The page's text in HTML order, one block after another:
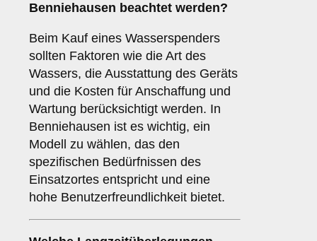
Benniehausen beachtet werden?
Beim Kauf eines Wasserspenders
sollten Faktoren wie die Art des
Wassers, die Ausstattung des Geräts
und die Kosten für Anschaffung und
Wartung berücksichtigt werden. In
Benniehausen ist es wichtig, ein
Modell zu wählen, das den
spezifischen Bedürfnissen des
Einsatzortes entspricht und eine
hohe Benutzerfreundlichkeit bietet.